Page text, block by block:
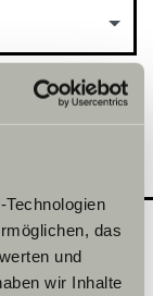
das
und
wir Inhalte